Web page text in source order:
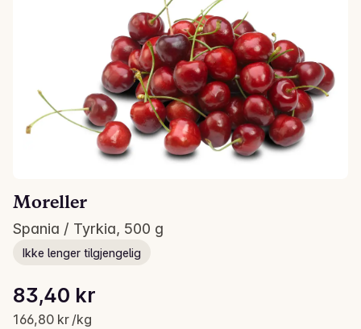
Moreller
Spania / Tyrkia, 500 g
Ikke lenger tilgjengelig
Gjeldende pris er: 83,40 kr
83,40 kr
166,80 kr /kg
Stykkpris: 166,80 kr /kg